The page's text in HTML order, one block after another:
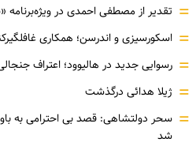
= تقدیر از مصطفی احمدی در ویژه‌برنامه
= اسکورسیزی و اندرسن؛ همکاری
= رسوایی جدید در هالیوود؛ اعتراف
= ژیلا هدائی درگذشت
= سحر دولتشاهی: قصد بی احترامی به
شد